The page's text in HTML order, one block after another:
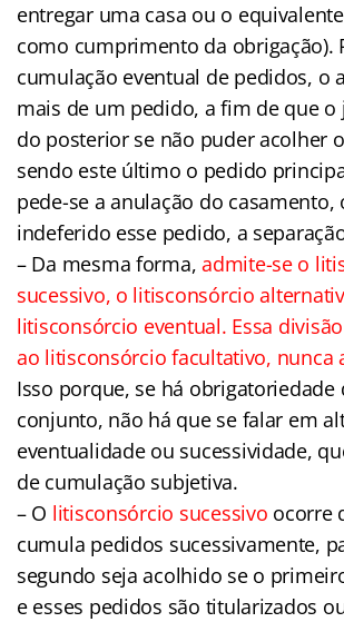
entregar uma casa ou o
como cumprimento da obrigação).
cumulação eventual de pedidos, o
mais de um pedido, a fim de que o
do posterior se não puder acolher
sendo este último o pedido
pede-se a anulação do casamento,
indeferido esse pedido, a
– Da mesma forma,admite-se o
sucessivo, o litisconsórcio
litisconsórcio eventual. Essa
ao litisconsórcio facultativo, nunca
Isso porque, se há
conjunto, não há que se falar em
eventualidade ou sucessividade,
de cumulação subjetiva.
– O litisconsórcio sucessivo ocorre
cumula pedidos sucessivamente,
segundo seja acolhido se o
e esses pedidos são titularizados